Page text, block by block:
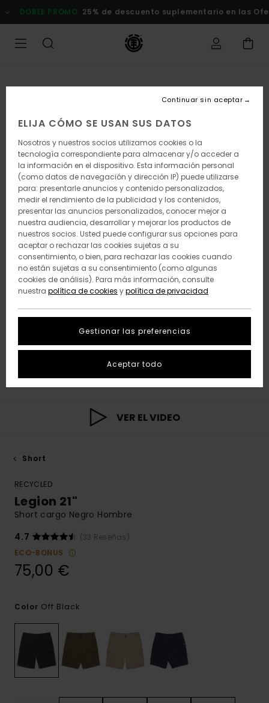
la
DOBLE PROMO 25% de descuento suplementario en las
VER EL VIDEO
Short
RECYCLED
Legion 21"
Short cargo Negro Hombre
4.7
(33 Reseñas)
ECO-BONUS
75,00 €
Color Off Black
ELIJA CÓMO SE USAN SUS DATOS
Nosotros y nuestros socios utilizamos cookies o la
tecnología correspondiente para almacenar y/o acceder a
la información en el dispositivo. Esta información personal
(como datos de navegación y dirección IP) puede utilizarse
para: presentarle anuncios y contenido personalizados,
medir el rendimiento de la publicidad y los contenidos,
presentar las anuncios personalizados, conocer mejor a
nuestra audiencia, desarrollar y mejorar los productos de
nuestros socios. Usted puede configurar sus opciones para
aceptar o rechazar las cookies sujetas a su
consentimiento, o bien, para rechazar las cookies cuando
no están sujetas a su consentimiento (como algunas
cookies de análisis). Para más información, consulte
nuestra política de cookies ypolítica de privacidad
Gestionar las preferencias
Continuar sin aceptar
Aceptar todo